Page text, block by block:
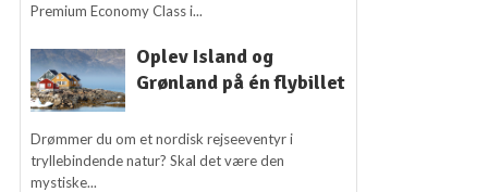
Premium Economy Class i...
Oplev Island og
Grønland på én flybillet
Drømmer du om et nordisk rejseeventyr i
tryllebindende natur? Skal det være den
mystiske...